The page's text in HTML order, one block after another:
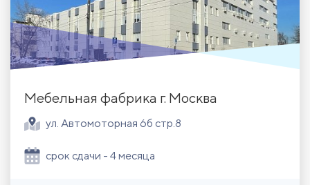
Мебельная фабрика г. Москва
ул. Автомоторная 6б стр.8
срок сдачи - 4 месяца